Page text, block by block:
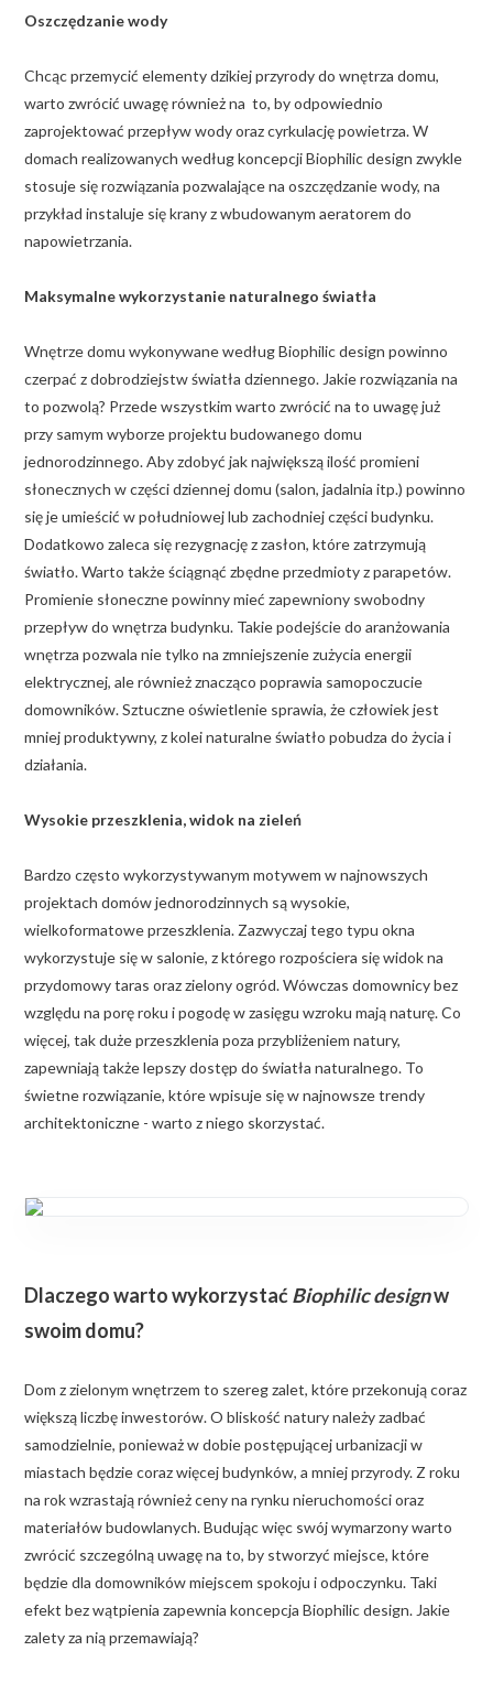
Oszczędzanie wody
Chcąc przemycić elementy dzikiej przyrody do wnętrza domu,
warto zwrócić uwagę również na to, by odpowiednio
zaprojektować przepływ wody oraz cyrkulację powietrza. W
domach realizowanych według koncepcji Biophilic design zwykle
stosuje się rozwiązania pozwalające na oszczędzanie wody, na
przykład instaluje się krany z wbudowanym aeratorem do
napowietrzania.
Maksymalne wykorzystanie naturalnego światła
Wnętrze domu wykonywane według Biophilic design powinno
czerpać z dobrodziejstw światła dziennego. Jakie rozwiązania na
to pozwolą? Przede wszystkim warto zwrócić na to uwagę już
przy samym wyborze projektu budowanego domu
jednorodzinnego. Aby zdobyć jak największą ilość promieni
słonecznych w części dziennej domu (salon, jadalnia itp.) powinno
się je umieścić w południowej lub zachodniej części budynku.
Dodatkowo zaleca się rezygnację z zasłon, które zatrzymują
światło. Warto także ściągnąć zbędne przedmioty z parapetów.
Promienie słoneczne powinny mieć zapewniony swobodny
przepływ do wnętrza budynku. Takie podejście do aranżowania
wnętrza pozwala nie tylko na zmniejszenie zużycia energii
elektrycznej, ale również znacząco poprawia samopoczucie
domowników. Sztuczne oświetlenie sprawia, że człowiek jest
mniej produktywny, z kolei naturalne światło pobudza do życia i
działania.
Wysokie przeszklenia, widok na zieleń
Bardzo często wykorzystywanym motywem w najnowszych
projektach domów jednorodzinnych są wysokie,
wielkoformatowe przeszklenia. Zazwyczaj tego typu okna
wykorzystuje się w salonie, z którego rozpościera się widok na
przydomowy taras oraz zielony ogród. Wówczas domownicy bez
względu na porę roku i pogodę w zasięgu wzroku mają naturę. Co
więcej, tak duże przeszklenia poza przybliżeniem natury,
zapewniają także lepszy dostęp do światła naturalnego. To
świetne rozwiązanie, które wpisuje się w najnowsze trendy
architektoniczne - warto z niego skorzystać.
Dlaczego warto wykorzystaćBiophilic designw
swoim domu?
Dom z zielonym wnętrzem to szereg zalet, które przekonują coraz
większą liczbę inwestorów. O bliskość natury należy zadbać
samodzielnie, ponieważ w dobie postępującej urbanizacji w
miastach będzie coraz więcej budynków, a mniej przyrody. Z roku
na rok wzrastają również ceny na rynku nieruchomości oraz
materiałów budowlanych. Budując więc swój wymarzony warto
zwrócić szczególną uwagę na to, by stworzyć miejsce, które
będzie dla domowników miejscem spokoju i odpoczynku. Taki
efekt bez wątpienia zapewnia koncepcja Biophilic design. Jakie
zalety za nią przemawiają?